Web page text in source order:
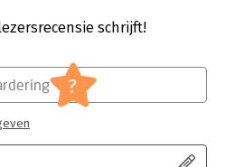
rechtvaardigheid, gemeenschap
niet alleen een kritische reflectie,
voor iedereen die wil bijdragen
Mens en maatschappij
schrijft!
?